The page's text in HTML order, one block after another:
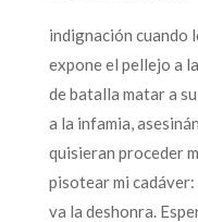
indignación cuando
expone el pellejo a
de batalla matar a
a la infamia,
quisieran proceder
pisotear mi
va la deshonra.